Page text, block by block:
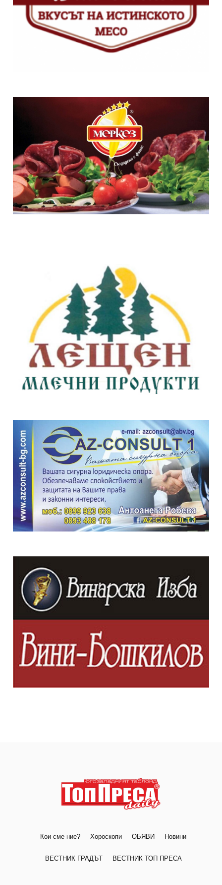
Кои сме ние? Хороскопи ОБЯВИ Новини
ВЕСТНИК ГРАДЪТ ВЕСТНИК ТОП ПРЕСА